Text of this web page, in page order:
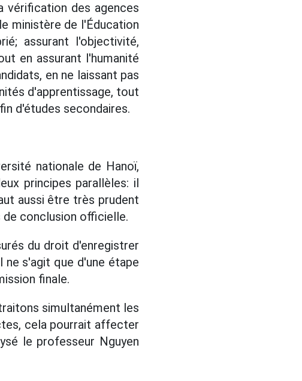
vérification des agences
ministère de l'Éducation
assurant l'objectivité,
en assurant l'humanité
en ne laissant pas
d'apprentissage, tout
d'études secondaires.
nationale de Hanoï,
principes parallèles: il
aussi être très prudent
conclusion officielle.
du droit d'enregistrer
s'agit que d'une étape
finale.
simultanément les
cela pourrait affecter
le professeur Nguyen